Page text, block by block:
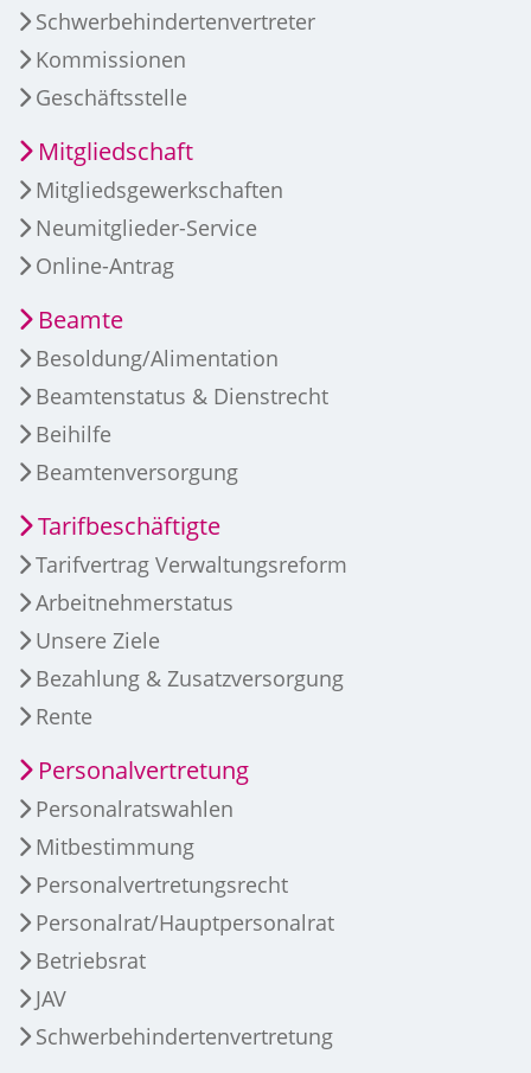
Schwerbehindertenvertreter
Kommissionen
Geschäftsstelle
Mitgliedschaft
Mitgliedsgewerkschaften
Neumitglieder-Service
Online-Antrag
Beamte
Besoldung/Alimentation
Beamtenstatus & Dienstrecht
Beihilfe
Beamtenversorgung
Tarifbeschäftigte
Tarifvertrag Verwaltungsreform
Arbeitnehmerstatus
Unsere Ziele
Bezahlung & Zusatzversorgung
Rente
Personalvertretung
Personalratswahlen
Mitbestimmung
Personalvertretungsrecht
Personalrat/Hauptpersonalrat
Betriebsrat
JAV
Schwerbehindertenvertretung